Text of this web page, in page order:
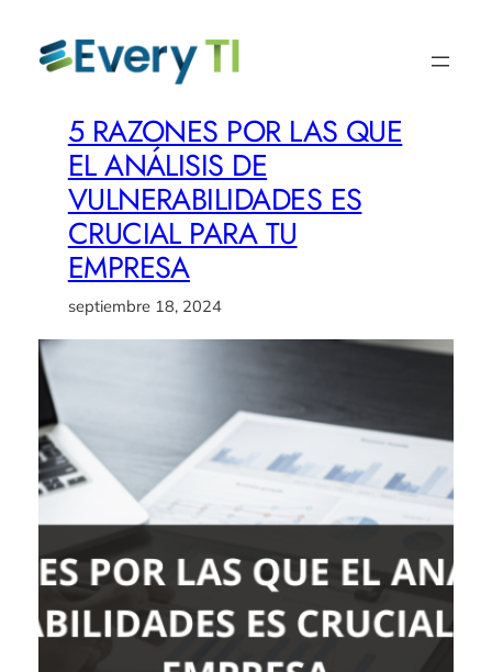
contenido
5 RAZONES POR LAS QUE
EL ANÁLISIS DE
VULNERABILIDADES ES
CRUCIAL PARA TU
EMPRESA
septiembre 18, 2024